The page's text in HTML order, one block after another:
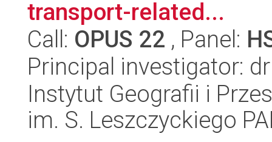
transport-related...
Call: OPUS 22 , Panel:
Principal investigator:
Instytut Geografii i
im. S. Leszczyckiego